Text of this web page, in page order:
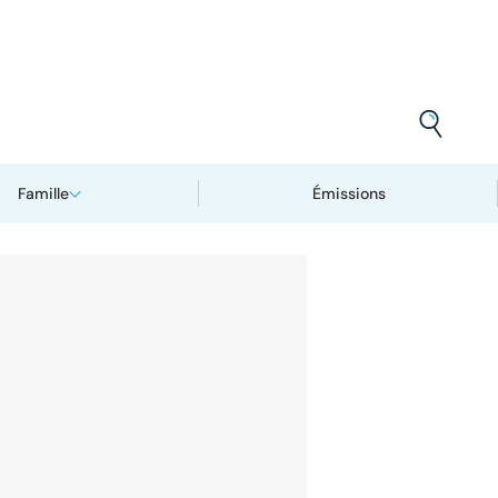
Famille Émissions